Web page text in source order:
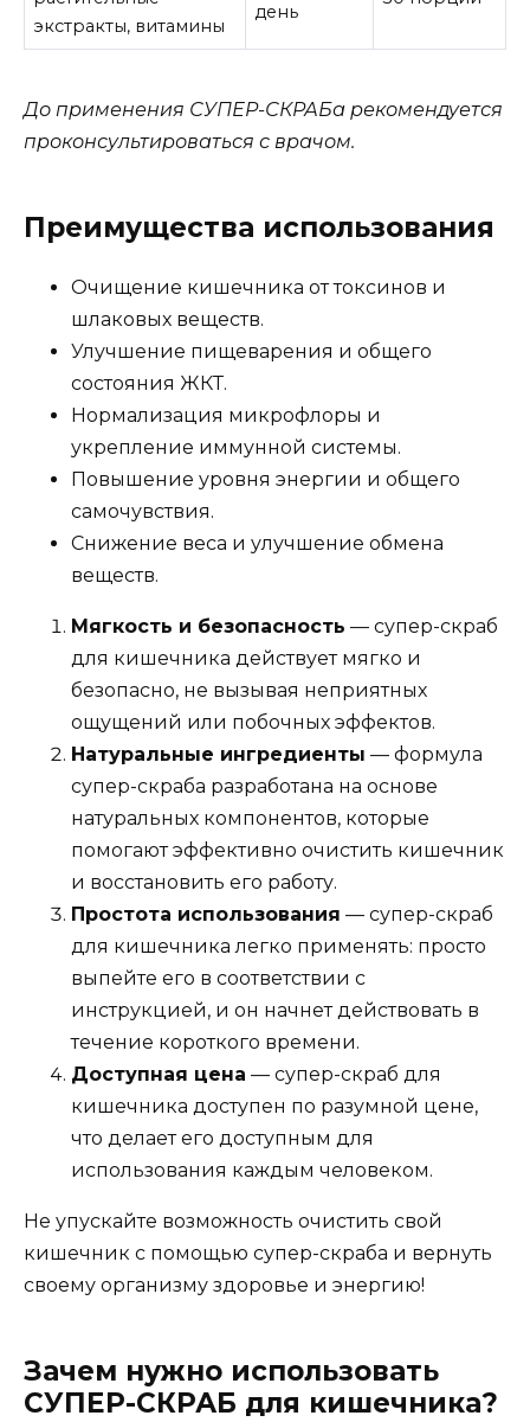
экстракты, витамины
день
До применения СУПЕР-СКРАБа рекомендуется
проконсультироваться с врачом.
Преимущества использования
Очищение кишечника от токсинов и
шлаковых веществ.
Улучшение пищеварения и общего
состояния ЖКТ.
Нормализация микрофлоры и
укрепление иммунной системы.
Повышение уровня энергии и общего
самочувствия.
Снижение веса и улучшение обмена
веществ.
Мягкость и безопасность — супер-скраб
для кишечника действует мягко и
безопасно, не вызывая неприятных
ощущений или побочных эффектов.
Натуральные ингредиенты — формула
супер-скраба разработана на основе
натуральных компонентов, которые
помогают эффективно очистить кишечник
и восстановить его работу.
Простота использования — супер-скраб
для кишечника легко применять: просто
выпейте его в соответствии с
инструкцией, и он начнет действовать в
течение короткого времени.
Доступная цена — супер-скраб для
кишечника доступен по разумной цене,
что делает его доступным для
использования каждым человеком.
Не упускайте возможность очистить свой
кишечник с помощью супер-скраба и вернуть
своему организму здоровье и энергию!
Зачем нужно использовать
СУПЕР-СКРАБ для кишечника?